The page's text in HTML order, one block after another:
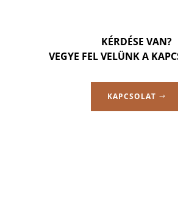
KÉRDÉSE VAN?
VEGYE FEL VELÜNK A
KAPCSOLAT